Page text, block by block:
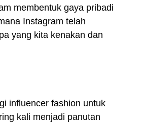
membentuk gaya pribadi
Instagram telah
yang kita kenakan dan
influencer fashion untuk
kali menjadi panutan